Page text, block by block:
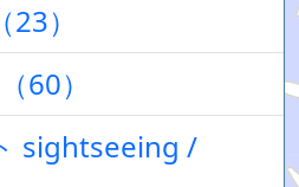
）
60）
sightseeing /